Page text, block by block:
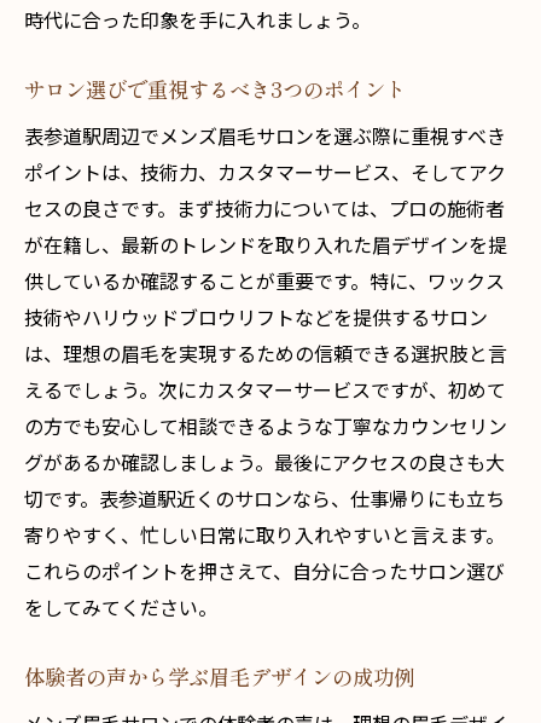
メンズ美容に興味を持つあなたに贈る眉毛アド
メンズ眉毛ケアを始めるきっかけを作る
眉毛を整えて自信を持つ秘訣
自分に合った眉毛スタイルの選び方
プロが教える眉毛のトレンド情報
初めての方でも安心のケア方法
眉毛が与える心理的効果とその理由
表参道のプロが導く理想のメンズ眉毛デザイン
経験豊富なプロが手がける眉毛デザイン
個性を引き出すための眉毛スタイル提案
プロの技術で実現する理想の形
表参道のサロンで体験する特別な施術
満足度の高い施術を受けるためのポイント
クオリティの高い仕上がりを追求するプロ
の技
時代に合った印象を手に入れましょう。
サロン選びで重視するべき3つのポイント
表参道駅周辺でメンズ眉毛サロンを選ぶ際に重視すべき
ポイントは、技術力、カスタマーサービス、そしてアク
セスの良さです。まず技術力については、プロの施術者
が在籍し、最新のトレンドを取り入れた眉デザインを提
供しているか確認することが重要です。特に、ワックス
技術やハリウッドブロウリフトなどを提供するサロン
は、理想の眉毛を実現するための信頼できる選択肢と言
えるでしょう。次にカスタマーサービスですが、初めて
の方でも安心して相談できるような丁寧なカウンセリン
グがあるか確認しましょう。最後にアクセスの良さも大
切です。表参道駅近くのサロンなら、仕事帰りにも立ち
寄りやすく、忙しい日常に取り入れやすいと言えます。
これらのポイントを押さえて、自分に合ったサロン選び
をしてみてください。
体験者の声から学ぶ眉毛デザインの成功例